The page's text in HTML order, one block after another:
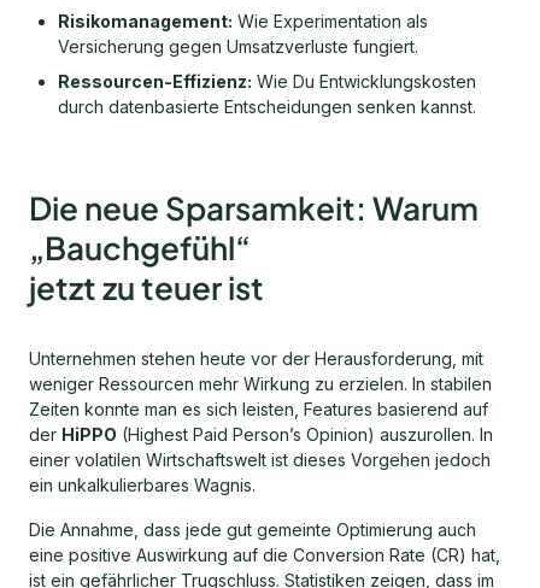
Risikomanagement: Wie Experimentation als
Versicherung gegen Umsatzverluste fungiert.
Ressourcen-Effizienz: Wie Du Entwicklungskosten
durch datenbasierte Entscheidungen senken kannst.
Die neue Sparsamkeit: Warum
„Bauchgefühl“
jetzt zu teuer ist
Unternehmen stehen heute vor der Herausforderung, mit
weniger Ressourcen mehr Wirkung zu erzielen. In stabilen
Zeiten konnte man es sich leisten, Features basierend auf
der HiPPO (Highest Paid Person’s Opinion) auszurollen. In
einer volatilen Wirtschaftswelt ist dieses Vorgehen jedoch
ein unkalkulierbares Wagnis.
Die Annahme, dass jede gut gemeinte Optimierung auch
eine positive Auswirkung auf die Conversion Rate (CR) hat,
ist ein gefährlicher Trugschluss. Statistiken zeigen, dass im